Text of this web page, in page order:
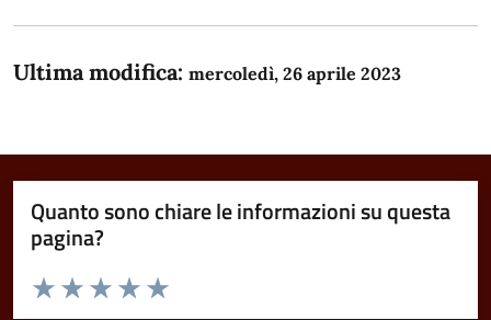
Ultima modifica: mercoledì, 26 aprile 2023
Quanto sono chiare le informazioni su questa
pagina?
Domanda
Valuta da 1 a 5 stelle la pagina
Valuta 5 stelle su 5
Valuta 4 stelle su 5
Valuta 3 stelle su 5
Valuta 2 stelle su 5
Valuta 1 stelle su 5